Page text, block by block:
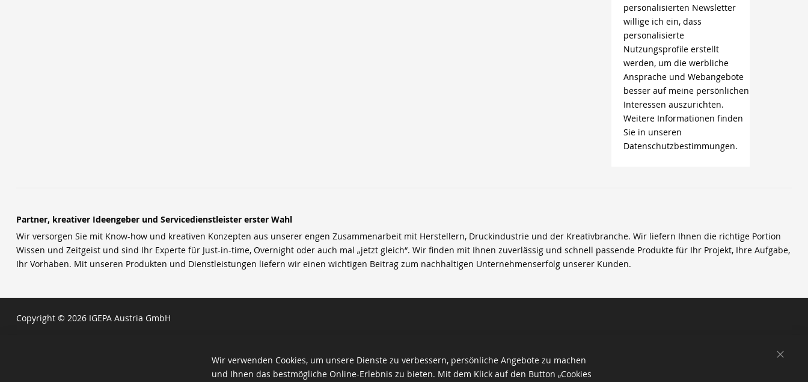
personalisierten Newsletter
willige ich ein, dass
personalisierte
Nutzungsprofile erstellt
werden, um die werbliche
Ansprache und Webangebote
besser auf meine persönlichen
Interessen auszurichten.
Weitere Informationen finden
Sie in unseren
Datenschutzbestimmungen.
Partner, kreativer Ideengeber und Servicedienstleister erster Wahl
Wir versorgen Sie mit Know-how und kreativen Konzepten aus unserer engen Zusammenarbeit mit Herstellern, Druckindustrie und der Kreativbranche. Wir liefern Ihnen die richtige Portion
Wissen und Zeitgeist und sind Ihr Experte für Just-in-time, Overnight oder auch mal „jetzt gleich“. Wir finden mit Ihnen zuverlässig und schnell passende Produkte für Ihr Projekt, Ihre Aufgabe,
Ihr Vorhaben. Mit unseren Produkten und Dienstleistungen liefern wir einen wichtigen Beitrag zum nachhaltigen Unternehmenserfolg unserer Kunden.
Copyright © 2026 IGEPA Austria GmbH
Wir verwenden Cookies, um unsere Dienste zu verbessern, persönliche Angebote zu machen
und Ihnen das bestmögliche Online-Erlebnis zu bieten. Mit dem Klick auf den Button „Cookies